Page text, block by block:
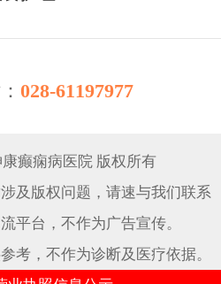
028-61197977
癫痫病医院 版权所有
及版权问题，请速与我们联系
平台，不作为广告宣传。
考，不作为诊断及医疗依据。